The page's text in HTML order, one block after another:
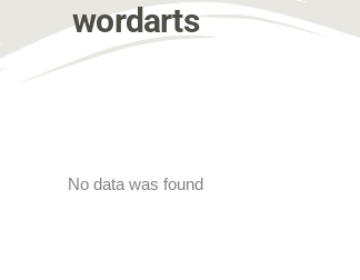
wordarts
No data was found